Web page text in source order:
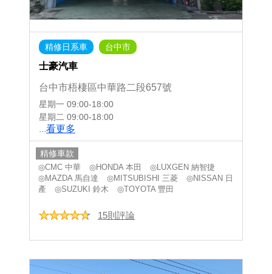
精修日系車 台中市
士豪汽車
台中市梧棲區中華路二段657號
星期一 09:00-18:00
星期二 09:00-18:00
...看更多
精修車款
◎CMC 中華 ◎HONDA 本田
◎LUXGEN 納智捷
◎MAZDA 馬自達
◎MITSUBISHI 三菱
◎NISSAN 日
產
◎SUZUKI 鈴木 ◎TOYOTA 豐田
15則評論